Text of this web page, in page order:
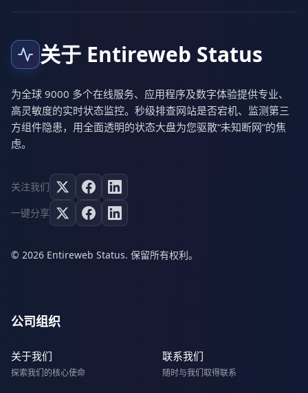
关于 Entireweb Status
为全球 9000 多个在线服务、应用程序及数字体验提供专业、
高灵敏度的实时状态监控。秒级排查网站是否宕机、监测第三
方组件隐患，用全面透明的状态大盘为您驱散“未知断网”的焦
虑。
关注我们
一键分享
© 2026 Entireweb Status. 保留所有权利。
公司组织
关于我们
探索我们的核心使命
联系我们
随时与我们取得联系